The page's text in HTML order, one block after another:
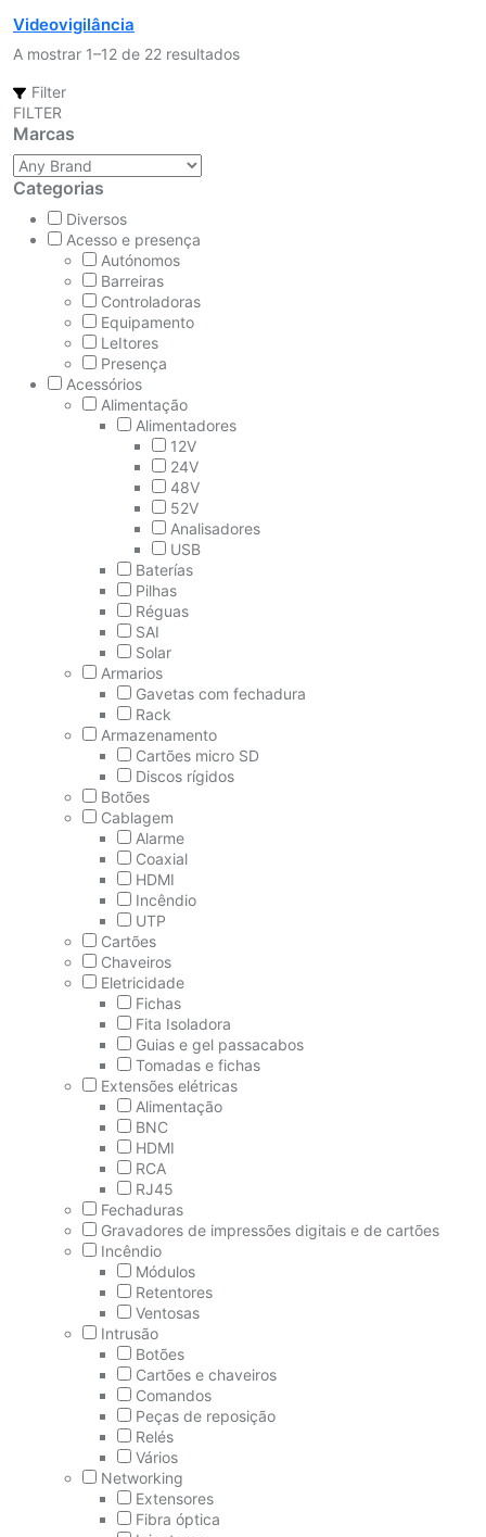
Videovigilância
A mostrar 1–12 de 22 resultados
Filter
FILTER
Marcas
Categorias
Diversos
Acesso e presença
Autónomos
Barreiras
Controladoras
Equipamento
LeItores
Presença
Acessórios
Alimentação
Alimentadores
12V
24V
48V
52V
Analisadores
USB
Baterías
Pilhas
Réguas
SAI
Solar
Armarios
Gavetas com fechadura
Rack
Armazenamento
Cartões micro SD
Discos rígidos
Botões
Cablagem
Alarme
Coaxial
HDMI
Incêndio
UTP
Cartões
Chaveiros
Eletricidade
Fichas
Fita Isoladora
Guias e gel passacabos
Tomadas e fichas
Extensões elétricas
Alimentação
BNC
HDMI
RCA
RJ45
Fechaduras
Gravadores de impressões digitais e de cartões
Incêndio
Módulos
Retentores
Ventosas
Intrusão
Botões
Cartões e chaveiros
Comandos
Peças de reposição
Relés
Vários
Networking
Extensores
Fibra óptica